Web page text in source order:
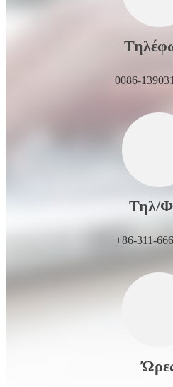
0086-
Τηλ/
+86-311-